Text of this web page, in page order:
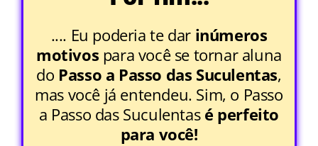
.... Eu poderia te dar inúmeros
motivos para você se tornar aluna
do Passo a Passo das Suculentas,
mas você já entendeu. Sim, o Passo
a Passo das Suculentas é perfeito
para você!